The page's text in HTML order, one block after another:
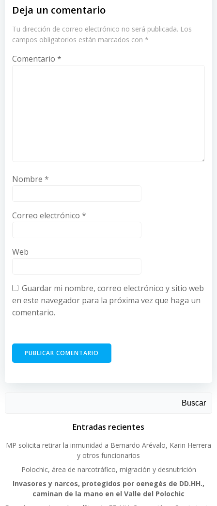
Deja un comentario
Tu dirección de correo electrónico no será publicada. Los
campos obligatorios están marcados con *
Comentario *
Nombre *
Correo electrónico *
Web
Guardar mi nombre, correo electrónico y sitio web
en este navegador para la próxima vez que haga un
comentario.
Buscar
Entradas recientes
MP solicita retirar la inmunidad a Bernardo Arévalo, Karin Herrera
y otros funcionarios
Polochic, área de narcotráfico, migración y desnutrición
Invasores y narcos, protegidos por oenegés de DD.HH.,
caminan de la mano en el Valle del Polochic